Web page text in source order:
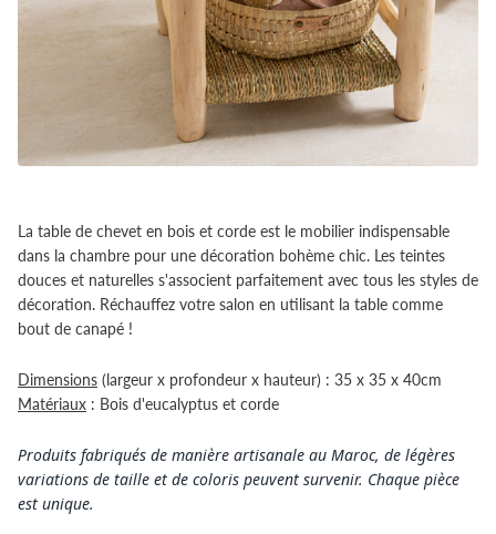
La table de chevet en bois et corde est le mobilier indispensable
dans la chambre pour une décoration bohème chic. Les teintes
douces et naturelles s'associent parfaitement avec tous les styles de
décoration. Réchauffez votre salon en utilisant la table comme
bout de canapé !
Dimensions (largeur x profondeur x hauteur) : 35 x 35 x 40cm
Matériaux : Bois d'eucalyptus et corde
Produits fabriqués de manière artisanale au Maroc, de légères
variations de taille et de coloris peuvent survenir. Chaque pièce
est unique.